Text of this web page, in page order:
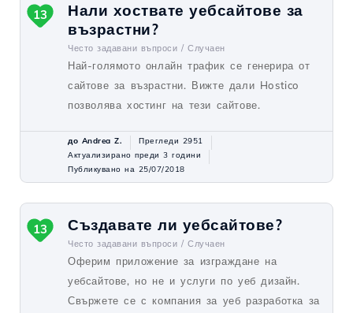
Нали хоствате уебсайтове за
възрастни?
Често задавани въпроси / Случаен
Най-голямото онлайн трафик се генерира от
сайтове за възрастни. Вижте дали Hostico
позволява хостинг на тези сайтове.
13
до Andrea Z.
Прегледи 2951
Актуализирано преди 3 години
Публикувано на 25/07/2018
Създавате ли уебсайтове?
Често задавани въпроси / Случаен
Оферим приложение за изграждане на
уебсайтове, но не и услуги по уеб дизайн.
Свържете се с компания за уеб разработка за
13